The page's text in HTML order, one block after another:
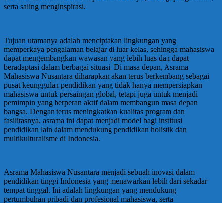
serta saling menginspirasi.
Tujuan utamanya adalah menciptakan lingkungan yang
memperkaya pengalaman belajar di luar kelas, sehingga mahasiswa
dapat mengembangkan wawasan yang lebih luas dan dapat
beradaptasi dalam berbagai situasi. Di masa depan, Asrama
Mahasiswa Nusantara diharapkan akan terus berkembang sebagai
pusat keunggulan pendidikan yang tidak hanya mempersiapkan
mahasiswa untuk persaingan global, tetapi juga untuk menjadi
pemimpin yang berperan aktif dalam membangun masa depan
bangsa. Dengan terus meningkatkan kualitas program dan
fasilitasnya, asrama ini dapat menjadi model bagi institusi
pendidikan lain dalam mendukung pendidikan holistik dan
multikulturalisme di Indonesia.
Asrama Mahasiswa Nusantara menjadi sebuah inovasi dalam
pendidikan tinggi Indonesia yang menawarkan lebih dari sekadar
tempat tinggal. Ini adalah lingkungan yang mendukung
pertumbuhan pribadi dan profesional mahasiswa, serta